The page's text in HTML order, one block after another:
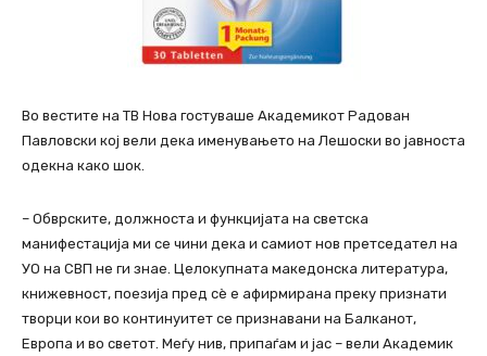
Во вестите на ТВ Нова гостуваше Академикот Радован
Павловски кој вели дека именувањето на Лешоски во јавноста
одекна како шок.
– Обврските, должноста и функцијата на светска
манифестација ми се чини дека и самиот нов претседател на
УО на СВП не ги знае. Целокупната македонска литература,
книжевност, поезија пред сè е афирмирана преку признати
творци кои во континуитет се признавани на Балканот,
Европа и во светот. Меѓу нив, припаѓам и јас – вели Академик